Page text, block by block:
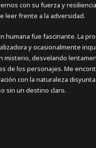
con su fuerza y
leer frente a la adversidad.
humana fue fascinante. La
y ocasionalmente
misterio, desvelando
de los personajes. Me
con la naturaleza
sin un destino claro.